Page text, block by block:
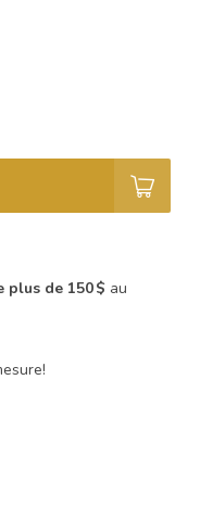
plus de 150 $ au